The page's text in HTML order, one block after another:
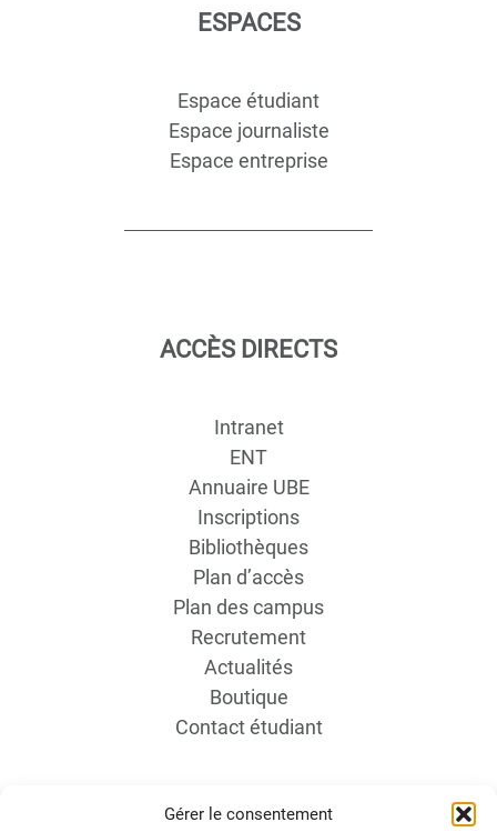
Gérer le consentement
ESPACES
Espace étudiant
Espace journaliste
Espace entreprise
ACCÈS DIRECTS
Intranet
ENT
Annuaire UBE
Inscriptions
Bibliothèques
Plan d’accès
Plan des campus
Recrutement
Actualités
Boutique
Contact étudiant